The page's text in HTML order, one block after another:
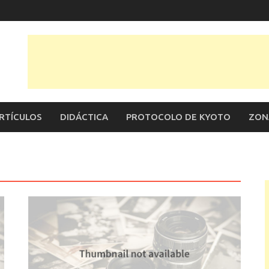
DIDÁCTICA PROTOCOLO DE KYOTO